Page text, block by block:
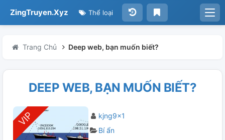
ZingTruyen.Xyz Thể loại
Trang Chủ Deep web, bạn muốn biết?
DEEP WEB, BẠN MUỐN BIẾT?
kjng9x1
Bí ẩn